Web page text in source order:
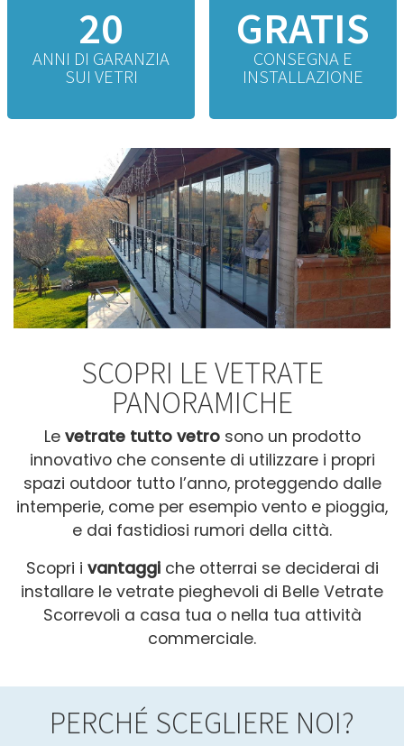
20
ANNI DI GARANZIA
SUI VETRI
GRATIS
CONSEGNA E
INSTALLAZIONE
SCOPRI LE VETRATE
PANORAMICHE
Le vetrate tutto vetrosono un prodotto
innovativo che consente di utilizzare i propri
spazi outdoor tutto l’anno, proteggendo dalle
intemperie, come per esempio vento e pioggia,
e dai fastidiosi rumori della città.
Scopri i vantaggi che otterrai se deciderai di
installare le vetrate pieghevoli di Belle Vetrate
Scorrevoli a casa tua o nella tua attività
commerciale.
PERCHÉ SCEGLIERE NOI?